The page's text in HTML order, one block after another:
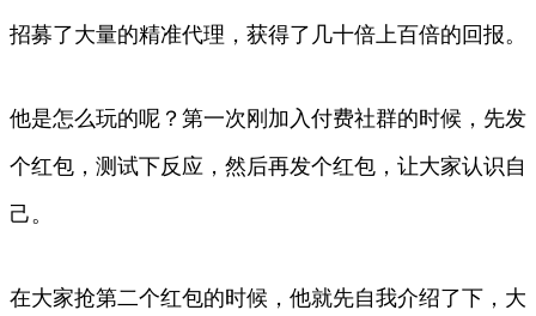
招募了大量的精准代理，获得了几十倍上百倍的回报。
他是怎么玩的呢？第一次刚加入付费社群的时候，先发
个红包，测试下反应，然后再发个红包，让大家认识自
己。
在大家抢第二个红包的时候，他就先自我介绍了下，大